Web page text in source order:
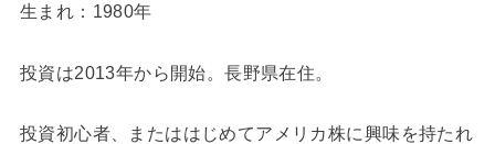
生まれ：1980年
投資は2013年から開始。長野県在住。
投資初心者、またははじめてアメリカ株に興味を持たれ